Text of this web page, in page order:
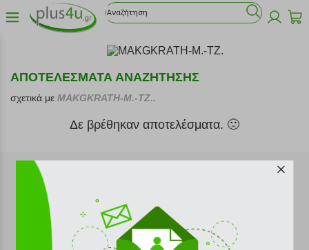
ΑΠΟΤΕΛΕΣΜΑΤΑ ΑΝΑΖΗΤΗΣΗΣ
σχετικά με MAKGKRATH-M.-TZ..
Δε βρέθηκαν αποτελέσματα. 🙁
Εγγραφή στο newsletter